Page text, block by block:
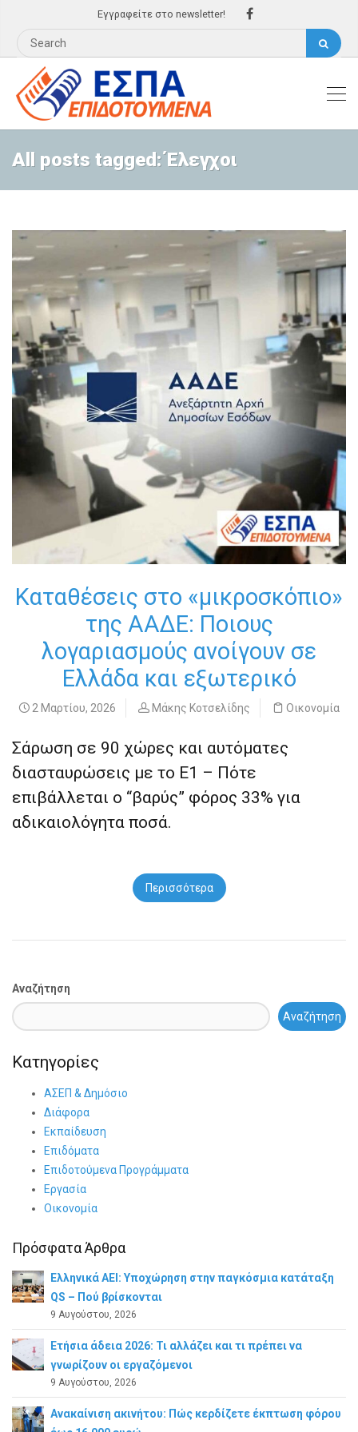
Εγγραφείτε στο newsletter!
All posts tagged: Έλεγχοι
Καταθέσεις στο «μικροσκόπιο»
της ΑΑΔΕ: Ποιους
λογαριασμούς ανοίγουν σε
Ελλάδα και εξωτερικό
2 Μαρτίου, 2026 Μάκης Κοτσελίδης Οικονομία
Σάρωση σε 90 χώρες και αυτόματες
διασταυρώσεις με το Ε1 – Πότε
επιβάλλεται ο “βαρύς” φόρος 33% για
αδικαιολόγητα ποσά.
Περισσότερα
Αναζήτηση
Αναζήτηση
Κατηγορίες
ΑΣΕΠ & Δημόσιο
Διάφορα
Εκπαίδευση
Επιδόματα
Επιδοτούμενα Προγράμματα
Εργασία
Οικονομία
Πρόσφατα Άρθρα
Ελληνικά ΑΕΙ: Υποχώρηση στην παγκόσμια κατάταξη
QS – Πού βρίσκονται
9 Αυγούστου, 2026
Ετήσια άδεια 2026: Τι αλλάζει και τι πρέπει να
γνωρίζουν οι εργαζόμενοι
9 Αυγούστου, 2026
Ανακαίνιση ακινήτου: Πώς κερδίζετε έκπτωση φόρου